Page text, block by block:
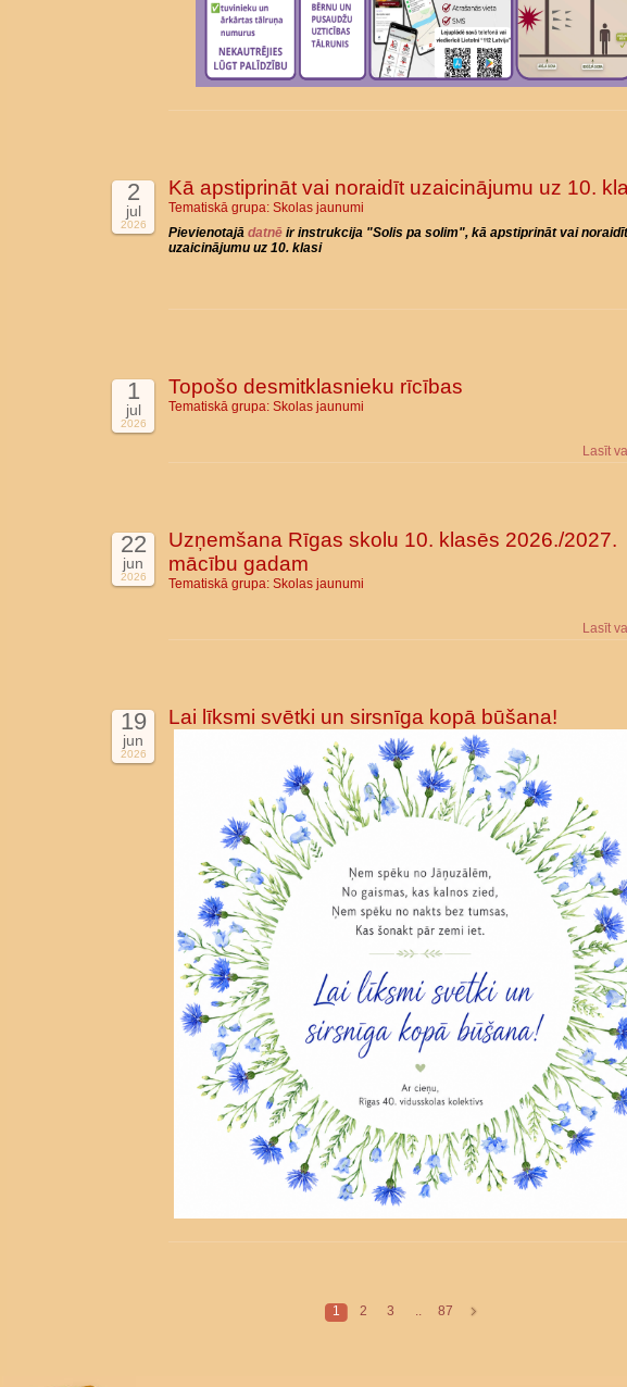
2
jul
2026
Kā apstiprināt vai noraidīt uzaicinājumu uz 10.
Tematiskā grupa: Skolas jaunumi
Pievienotajā datnē ir instrukcija "Solis pa solim", kā apstiprināt vai noraidīt
uzaicinājumu uz 10. klasi
1
jul
2026
Topošo desmitklasnieku rīcības
Tematiskā grupa: Skolas jaunumi
Lasīt
22
jun
2026
Uzņemšana Rīgas skolu 10. klasēs 2026./2027.
mācību gadam
Tematiskā grupa: Skolas jaunumi
Lasīt
19
jun
2026
Lai līksmi svētki un sirsnīga kopā būšana!
1 2 3 .. 87